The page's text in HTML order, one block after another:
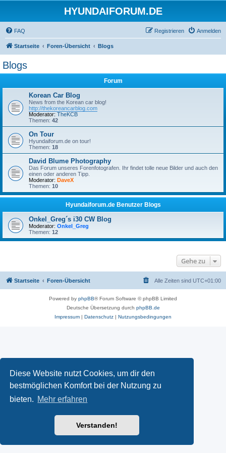
Diese Website nutzt Cookies, um dir den
bestmöglichen Komfort bei der Nutzung zu
bieten. Mehr erfahren
Verstanden!
HYUNDAIFORUM.DE
FAQ Anmelden
Registrieren
Startseite Foren-Übersicht Blogs
Blogs
Forum
Korean Car Blog
News from the Korean car blog!
http://thekoreancarblog.com
Moderator: TheKCB
Themen: 42
On Tour
Hyundaiforum.de on tour!
Themen: 18
David Blume Photography
Das Forum unseres Forenfotografen. Ihr findet tolle neue Bilder und auch den
einen oder anderen Tipp.
Moderator: DaveX
Themen: 10
Hyundaiforum.de Benutzer Blogs
Onkel_Greg´s i30 CW Blog
Moderator: Onkel_Greg
Themen: 12
Gehe zu
Startseite Foren-Übersicht Alle Zeiten sind UTC+01:00
Powered by phpBB® Forum Software © phpBB Limited
Deutsche Übersetzung durch phpBB.de
Impressum | Datenschutz | Nutzungsbedingungen